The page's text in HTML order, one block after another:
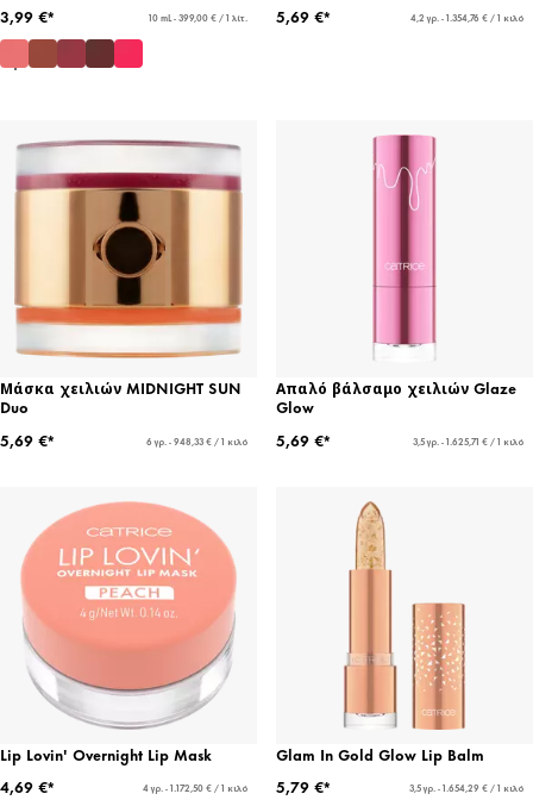
3,99 €*
10 mL - 399,00 € / 1 λίτ.
5,69 €*
4,2 γρ. - 1.354,76 € / 1 κιλό
Μάσκα χειλιών MIDNIGHT SUN
Duo
5,69 €*
6 γρ. - 948,33 € / 1 κιλό
Απαλό βάλσαμο χειλιών Glaze
Glow
5,69 €*
3,5 γρ. - 1.625,71 € / 1 κιλό
Lip Lovin' Overnight Lip Mask
4,69 €*
4 γρ. - 1.172,50 € / 1 κιλό
Glam In Gold Glow Lip Balm
5,79 €*
3,5 γρ. - 1.654,29 € / 1 κιλό